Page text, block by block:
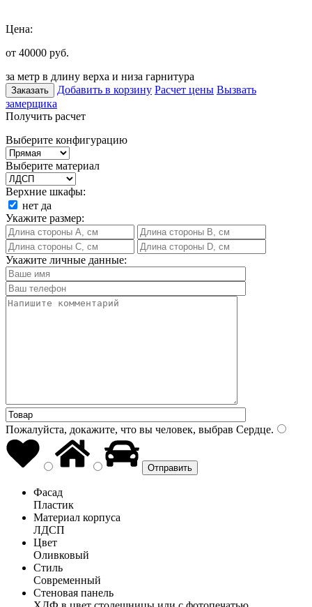
Цена:
от 40000 руб.
за метр в длину верха и низа гарнитура
Заказать Добавить в корзину Расчет цены Вызвать
замерщика
Получить расчет
Выберите конфигурацию
Выберите материал
Верхние шкафы:
нет да
Укажите размер:
Укажите личные данные:
Пожалуйста, докажите, что вы человек, выбрав Сердце.
Фасад
Пластик
Материал корпуса
ЛДСП
Цвет
Оливковый
Стиль
Современный
Стеновая панель